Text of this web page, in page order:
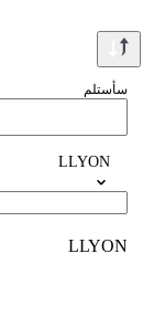
سأستلم
LLYON
LLYON